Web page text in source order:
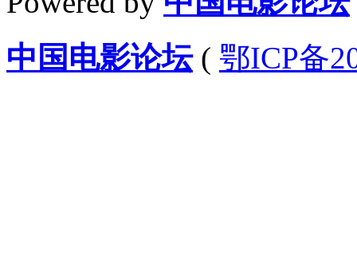
中国电影论坛( 鄂ICP备